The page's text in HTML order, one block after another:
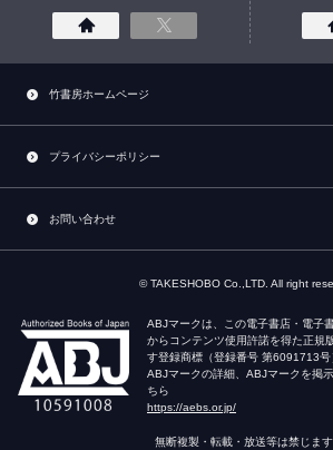
竹書房ホームページ
プライバシーポリシー
お問い合わせ
© TAKESHOBO Co.,LTD. All right
ABJマークは、この電子書店・電子
からコンテンツ使用許諾を得た正規
す登録商標（登録番号 第6091713号
ABJマークの詳細、ABJマークを掲
ちら
https://aebs.or.jp/
無断複製・転載・放送等は禁じます